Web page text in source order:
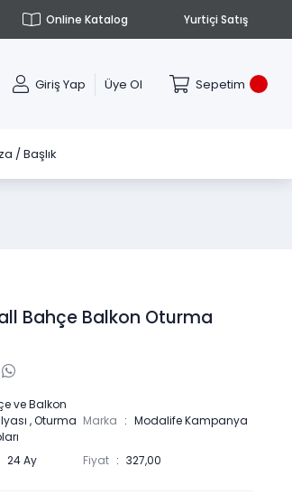
Online Katalog Yurtiçi Satış
Giriş Yap Üye Ol Sepetim
/ Başlık
Bahçe Balkon Oturma
ve Balkon
,Oturma Marka Modalife Kampanya
24 Ay Fiyat 327,00